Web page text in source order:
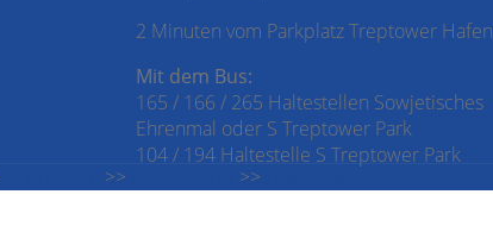
2 Minuten vom Parkplatz Treptower Hafen
Mit dem Bus:
165 / 166 / 265 Haltestellen Sowjetisches
Ehrenmal oder S Treptower Park
104 / 194 Haltestelle S Treptower Park
>> >>